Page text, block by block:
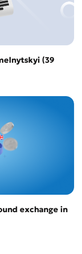
(39
exchange in